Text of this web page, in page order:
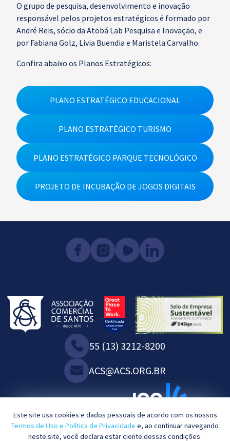
Este site usa cookies e dados pessoais de acordo com os nossos
Termos de Uso e Política de Privacidade e, ao continuar navegando
neste site, você declara estar ciente dessas condições.
O grupo de pesquisa, desenvolvimento e inovação
responsável pelos projetos estratégicos é formado por
André Reis, sócio da Atobá Lab Pesquisa e Inovação, e
por Fabiana Golz, Livia Buendia e Maristela Carvalho.
Confira abaixo os Planos Estratégicos:
PLANO ESTRATÉGICO EDUCACIONAL
PLANO ESTRATÉGICO TURISMO
PLANO ESTRATÉGICO PARQUE TECNOLÓGICO
PROJETO DE INCUBAÇÃO DE JOGOS DIGITAIS
55 (13) 3212-8200
ACS@ACS.ORG.BR